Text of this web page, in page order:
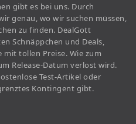
gibt es bei uns. Durch
genau, wo wir suchen müssen,
zu finden. DealGott
Schnäppchen und Deals,
mit tollen Preise. Wie zum
Release-Datum verlost wird.
Test-Artikel oder
Kontingent gibt.